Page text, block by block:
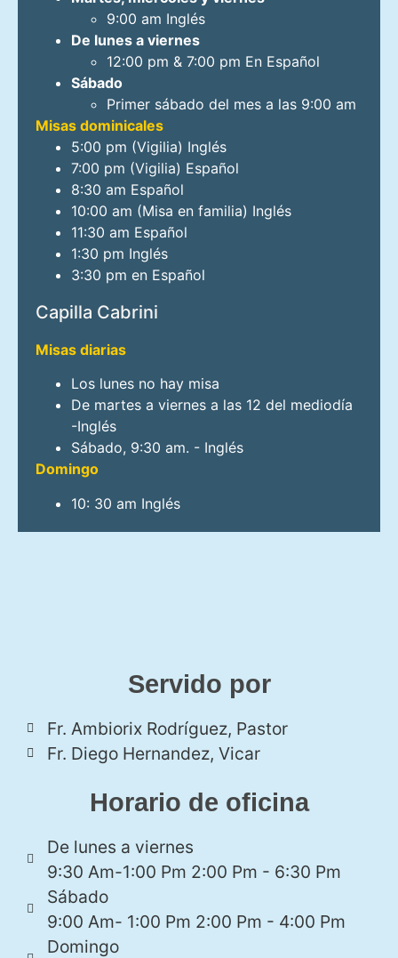
9:00 am Inglés
De lunes a viernes
12:00 pm & 7:00 pm En Español
Sábado
Primer sábado del mes a las 9:00 am
Misas dominicales
5:00 pm (Vigilia) Inglés
7:00 pm (Vigilia) Español
8:30 am Español
10:00 am (Misa en familia) Inglés
11:30 am Español
1:30 pm Inglés
3:30 pm en Español
Capilla Cabrini
Misas diarias
Los lunes no hay misa
De martes a viernes a las 12 del mediodía
-Inglés
Sábado, 9:30 am. - Inglés
Domingo
10: 30 am Inglés
Servido por
Fr. Ambiorix Rodríguez, Pastor
Fr. Diego Hernandez, Vicar
Horario de oficina
De lunes a viernes
9:30 Am-1:00 Pm 2:00 Pm - 6:30 Pm
Sábado
9:00 Am- 1:00 Pm 2:00 Pm - 4:00 Pm
Domingo